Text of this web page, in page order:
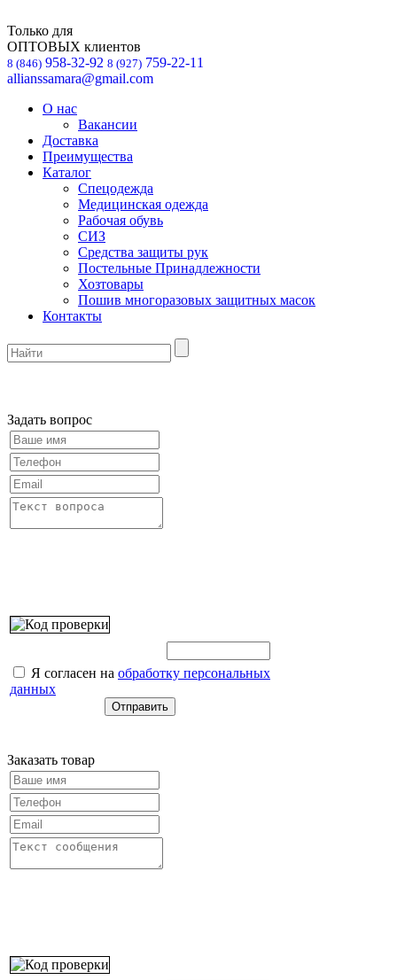
Только для
ОПТОВЫХ клиентов
8 (846) 958-32-92 8 (927) 759-22-11
allianssamara@gmail.com
О нас
Вакансии
Доставка
Преимущества
Каталог
Спецодежда
Медицинская одежда
Рабочая обувь
СИЗ
Средства защиты рук
Постельные Принадлежности
Хозтовары
Пошив многоразовых защитных масок
Контакты
Задать вопрос
Я согласен на обработку персональных
данных
Заказать товар